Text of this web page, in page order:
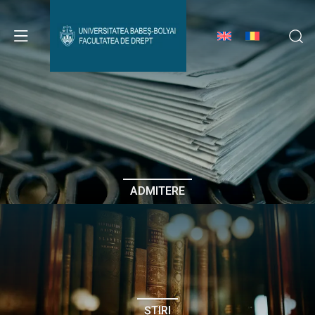
Avizier Studenți
Studii
Admitere
Erasmus & Internațional
Despre Facultate
ADMITERE
ȘTIRI